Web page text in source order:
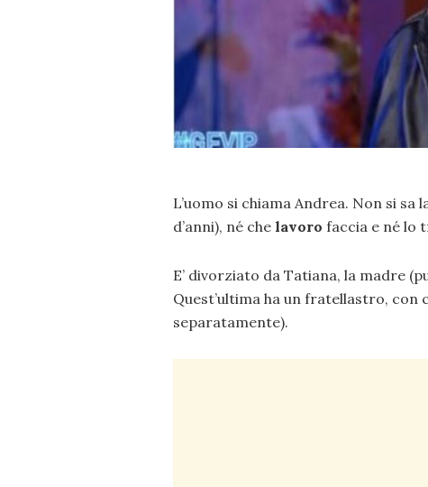
L’uomo si chiama Andrea. Non si sa
d’anni), né che lavoro faccia e né lo
E’ divorziato da Tatiana, la madre
Quest’ultima ha un fratellastro,
separatamente).